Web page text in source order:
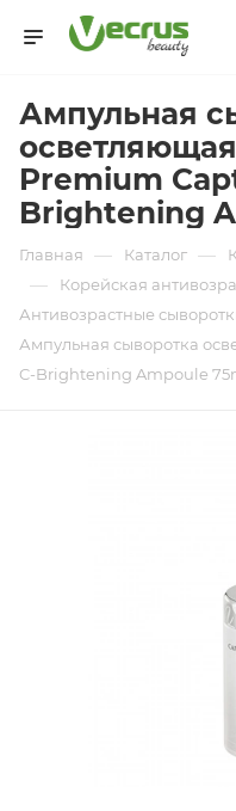
Ампульная
Premium
Brightening
Главная — Каталог —
— Корейская
Антивозрастные
Ампульная сыворотка
C-Brightening Ampoule